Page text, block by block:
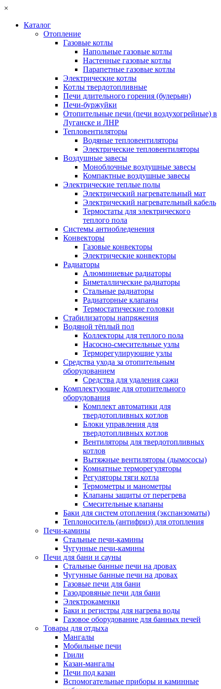
×
Каталог
Отопление
Газовые котлы
Напольные газовые котлы
Настенные газовые котлы
Парапетные газовые котлы
Электрические котлы
Котлы твердотопливные
Печи длительного горения (булерьян)
Печи-буржуйки
Отопительные печи (печи воздухогрейные) в
Луганске и ЛНР
Тепловентиляторы
Водяные тепловентиляторы
Электрические тепловентиляторы
Воздушные завесы
Моноблочные воздушные завесы
Компактные воздушные завесы
Электрические теплые полы
Электрический нагревательный мат
Электрический нагревательный кабель
Термостаты для электрического
теплого пола
Системы антиобледенения
Конвекторы
Газовые конвекторы
Электрические конвекторы
Радиаторы
Алюминиевые радиаторы
Биметаллические радиаторы
Стальные радиаторы
Радиаторные клапаны
Термостатические головки
Стабилизаторы напряжения
Водяной тёплый пол
Коллекторы для теплого пола
Насосно-смесительные узлы
Терморегулирующие узлы
Средства ухода за отопительным
оборудованием
Средства для удаления сажи
Комплектующие для отопительного
оборудования
Комплект автоматики для
твердотопливных котлов
Блоки управления для
твердотопливных котлов
Вентиляторы для твердотопливных
котлов
Вытяжные вентиляторы (дымососы)
Комнатные терморегуляторы
Регуляторы тяги котла
Термометры и манометры
Клапаны защиты от перегрева
Смесительные клапаны
Баки для систем отопления (экспанзоматы)
Теплоноситель (антифриз) для отопления
Печи-камины
Стальные печи-камины
Чугунные печи-камины
Печи для бани и сауны
Стальные банные печи на дровах
Чугунные банные печи на дровах
Газовые печи для бани
Газодровяные печи для бани
Электрокаменки
Баки и регистры для нагрева воды
Газовое оборудование для банных печей
Товары для отдыха
Мангалы
Мобильные печи
Грили
Казан-мангалы
Печи под казан
Вспомогательные приборы и каминные